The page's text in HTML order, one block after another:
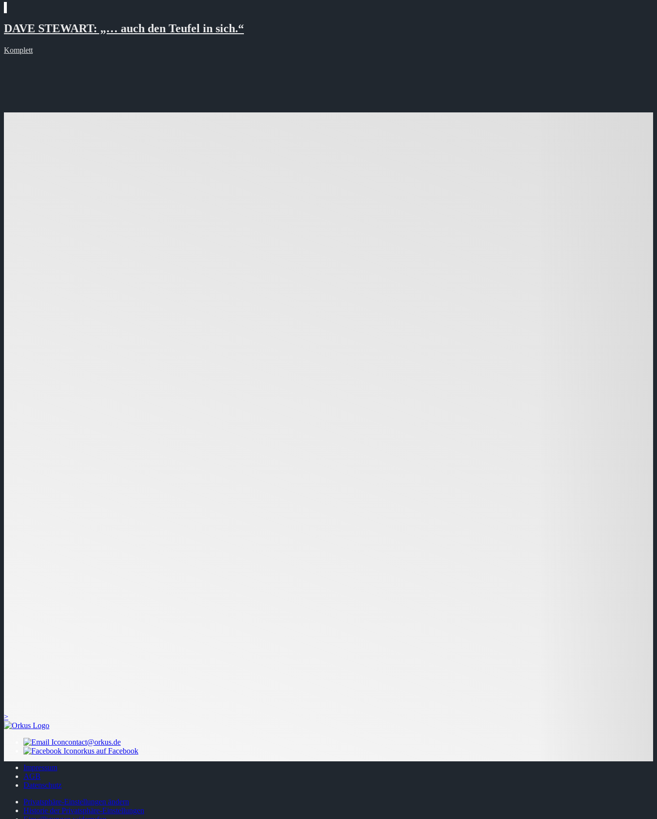
DAVE STEWART: „… auch den Teufel in sich.“
Komplett
>
contact@orkus.de
orkus auf Facebook
Impressum
AGB
Datenschutz
Privatsphäre-Einstellungen ändern
Historie der Privatsphäre-Einstellungen